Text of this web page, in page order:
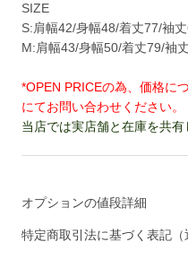
SIZE
S:肩幅42/身幅48/着丈77/袖
M:肩幅43/身幅50/着丈79/袖
*OPEN PRICEの為、価格に
にてお問い合わせください。
当店では実店舗と在庫を共有
オプションの値段詳細
特定商取引法に基づく表記（